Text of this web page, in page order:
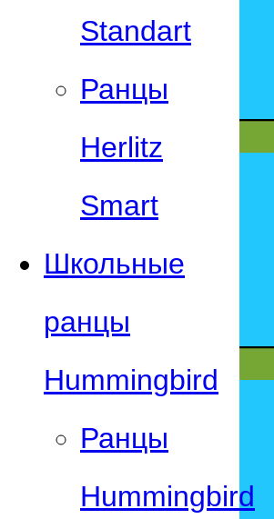
Standart
Ранцы
Herlitz
Smart
Школьные
ранцы
Hummingbird
Ранцы
Hummingbird